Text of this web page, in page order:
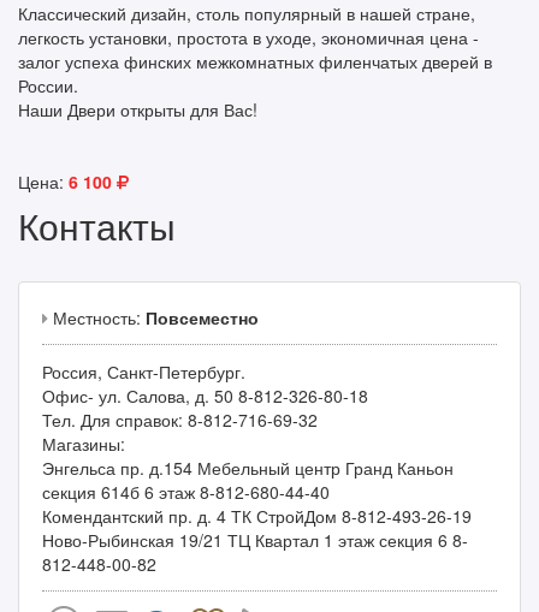
Классический дизайн, столь популярный в нашей стране,
легкость установки, простота в уходе, экономичная цена -
залог успеха финских межкомнатных филенчатых дверей в
России.
Наши Двери открыты для Вас!
Цена: 6 100
Контакты
Местность: Повсеместно
Россия, Санкт-Петербург.
Офис- ул. Салова, д. 50 8-812-326-80-18
Тел. Для справок: 8-812-716-69-32
Магазины:
Энгельса пр. д.154 Мебельный центр Гранд Каньон
секция 614б 6 этаж 8-812-680-44-40
Комендантский пр. д. 4 ТК СтройДом 8-812-493-26-19
Ново-Рыбинская 19/21 ТЦ Квартал 1 этаж секция 6 8-
812-448-00-82